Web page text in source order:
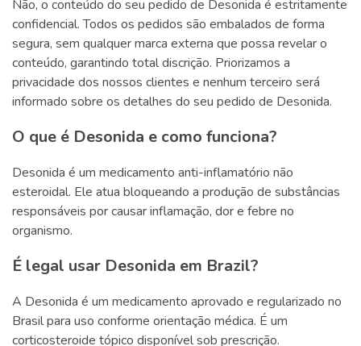
Não, o conteúdo do seu pedido de Desonida é estritamente
confidencial. Todos os pedidos são embalados de forma
segura, sem qualquer marca externa que possa revelar o
conteúdo, garantindo total discrição. Priorizamos a
privacidade dos nossos clientes e nenhum terceiro será
informado sobre os detalhes do seu pedido de Desonida.
O que é Desonida e como funciona?
Desonida é um medicamento anti-inflamatório não
esteroidal. Ele atua bloqueando a produção de substâncias
responsáveis por causar inflamação, dor e febre no
organismo.
É legal usar Desonida em Brazil?
A Desonida é um medicamento aprovado e regularizado no
Brasil para uso conforme orientação médica. É um
corticosteroide tópico disponível sob prescrição.